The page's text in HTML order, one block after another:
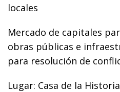
locales
Mercado de capitales
obras públicas e
para resolución de
Lugar: Casa de la